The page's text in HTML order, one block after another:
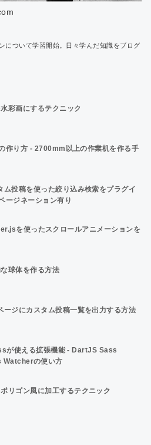
について学習開始。日々学んだ知識をブログ
彩画にするテクニック
の作り方 - 2700mm以上の作業机を作る手
ム投稿を使った絞り込み検索をプラグイ
ージネーション有り
を使ったスクロールアニメーションを
球体を作る方法
ージにカスタム投稿一覧を出力する方法
が使える拡張機能 - DartJS Sass
の使い方
リゴン風に加工するテクニック